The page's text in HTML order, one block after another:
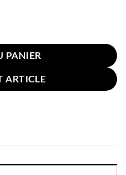
60x60cm
PANIER
ARTICLE